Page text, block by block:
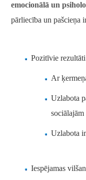
emocionālā un
pārliecība un pašcieņa
Pozitīvie
Ar
Uzlabota
Uzlabota
Iespējamas